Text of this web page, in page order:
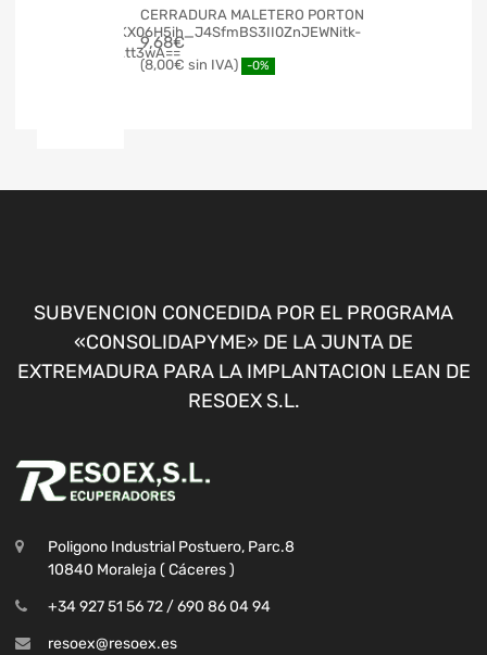
CERRADURA MALETERO PORTON
9,68€
8,00€ -0%
SUBVENCION CONCEDIDA POR EL PROGRAMA
«CONSOLIDAPYME» DE LA JUNTA DE
EXTREMADURA PARA LA IMPLANTACION LEAN DE
RESOEX S.L.
Poligono Industrial Postuero, Parc.8
10840 Moraleja ( Cáceres )
+34 927 51 56 72 / 690 86 04 94
resoex@resoex.es